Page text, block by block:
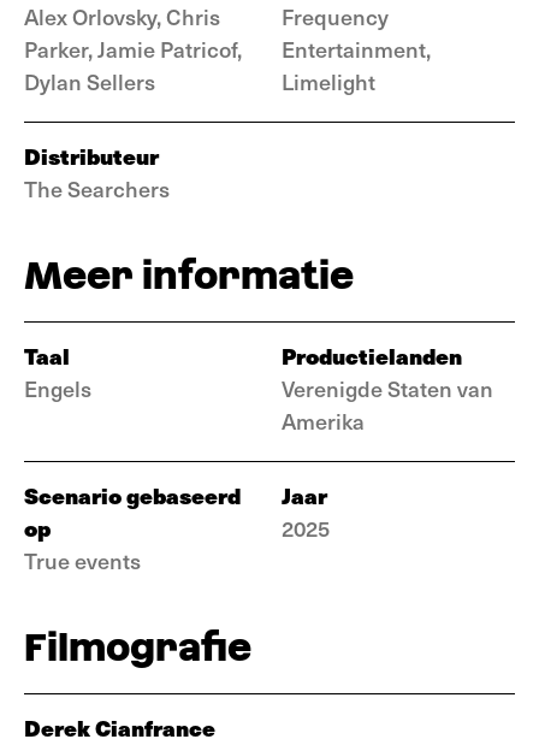
Alex Orlovsky, Chris
Parker, Jamie Patricof,
Dylan Sellers
Frequency
Entertainment,
Limelight
Distributeur
The Searchers
Meer informatie
Taal
Engels
Productielanden
Verenigde Staten van
Amerika
Scenario gebaseerd
op
True events
Jaar
2025
Filmografie
Derek Cianfrance